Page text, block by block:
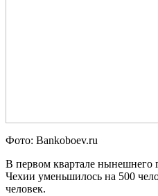
Фото: Bankoboev.ru
В первом квартале нынешнего
Чехии уменьшилось на 500
человек.